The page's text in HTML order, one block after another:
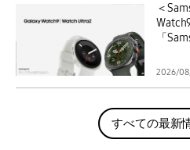
＜
「
2026/
すべての最新